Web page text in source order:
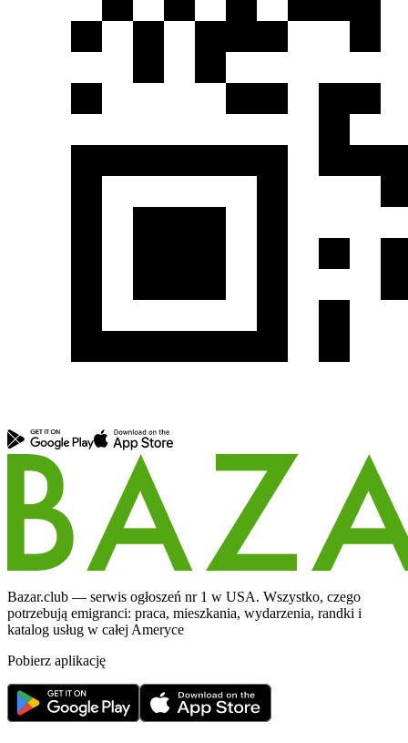
Bazar.club — serwis ogłoszeń nr 1 w USA. Wszystko, czego
potrzebują emigranci: praca, mieszkania, wydarzenia, randki i
katalog usług w całej Ameryce
Pobierz aplikację